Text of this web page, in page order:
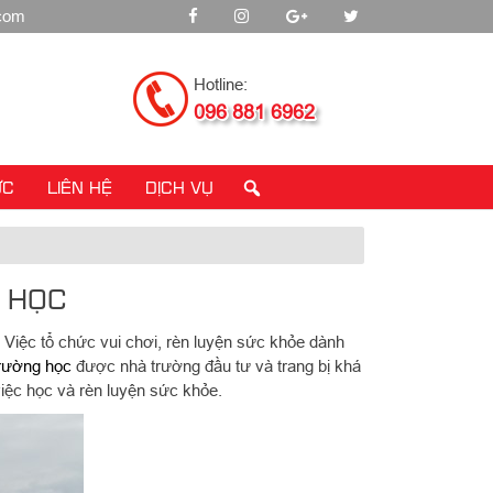
Hotline:
096 881 6962
LIÊN HỆ DỊCH VỤ
tổ chức vui chơi, rèn luyện sức khỏe dành
học được nhà trường đầu tư và trang bị khá
học và rèn luyện sức khỏe.